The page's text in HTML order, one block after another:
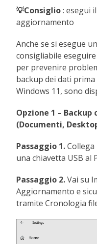
💡Consiglio: esegui
aggiornamento
Anche se si esegue
consigliabile
per prevenire
backup dei dati
Windows 11, sono
Opzione 1 –
(Documenti,
Passaggio 1.
una chiavetta USB al
Passaggio 2.Vai su
Aggiornamento e
tramite Cronologia